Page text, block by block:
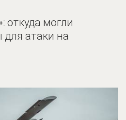
откуда могли
для атаки на